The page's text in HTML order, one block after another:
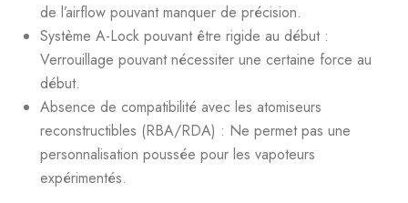
de l’airflow pouvant manquer de précision.
Système A-Lock pouvant être rigide au début :
Verrouillage pouvant nécessiter une certaine force au
début.
Absence de compatibilité avec les atomiseurs
reconstructibles (RBA/RDA) : Ne permet pas une
personnalisation poussée pour les vapoteurs
expérimentés.